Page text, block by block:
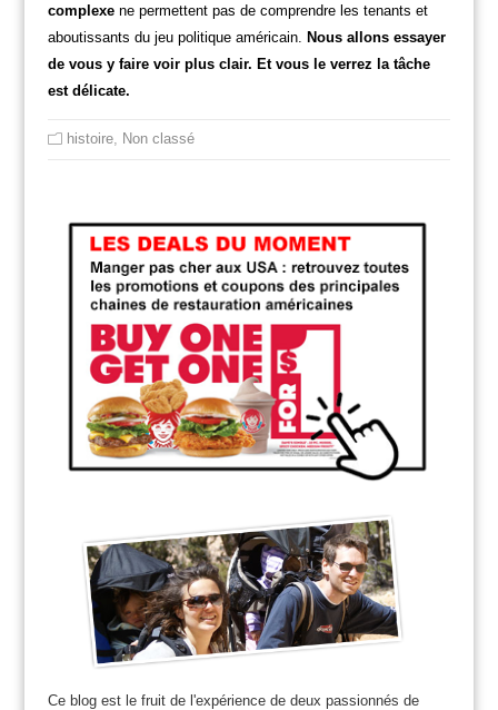
complexene permettent pas de comprendre les tenants et
aboutissants du jeu politique américain.
Nous allons essayer
de vous y faire voir plus clair. Et vous le verrez la tâche
est délicate.
histoire, Non classé
Ce blog est le fruit de l'expérience de deux passionnés de